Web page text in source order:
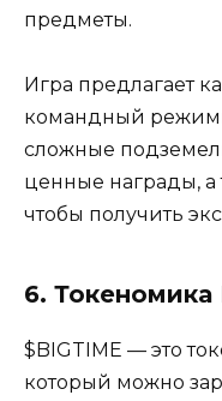
предметы.
Игра предлагает
командный
сложные
ценные награды, а
чтобы получить
6.
$BIGTIME — это
который можно